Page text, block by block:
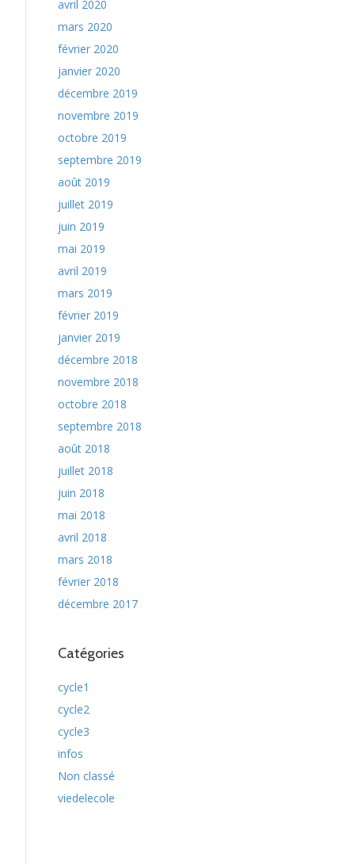
avril 2020
mars 2020
février 2020
janvier 2020
décembre 2019
novembre 2019
octobre 2019
septembre 2019
août 2019
juillet 2019
juin 2019
mai 2019
avril 2019
mars 2019
février 2019
janvier 2019
décembre 2018
novembre 2018
octobre 2018
septembre 2018
août 2018
juillet 2018
juin 2018
mai 2018
avril 2018
mars 2018
février 2018
décembre 2017
Catégories
cycle1
cycle2
cycle3
infos
Non classé
viedelecole